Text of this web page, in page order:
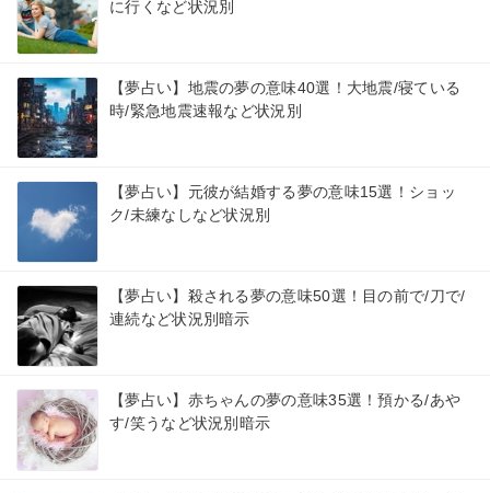
に行くなど状況別
【夢占い】地震の夢の意味40選！大地震/寝ている
時/緊急地震速報など状況別
【夢占い】元彼が結婚する夢の意味15選！ショッ
ク/未練なしなど状況別
【夢占い】殺される夢の意味50選！目の前で/刀で/
連続など状況別暗示
【夢占い】赤ちゃんの夢の意味35選！預かる/あや
す/笑うなど状況別暗示